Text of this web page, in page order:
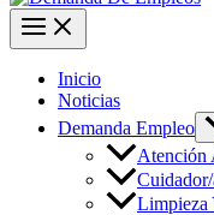
Inicio
Noticias
Demanda Empleo
Atención
Limpieza